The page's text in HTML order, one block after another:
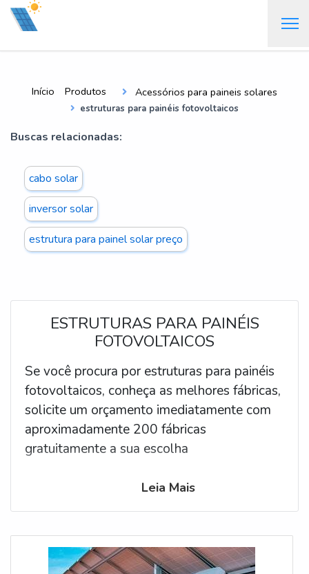
Início Produtos Acessórios para paineis solares
estruturas para painéis fotovoltaicos
Buscas relacionadas:
cabo solar
inversor solar
estrutura para painel solar preço
ESTRUTURAS PARA PAINÉIS
FOTOVOLTAICOS
Se você procura por estruturas para painéis
fotovoltaicos, conheça as melhores fábricas,
solicite um orçamento imediatamente com
aproximadamente 200 fábricas
gratuitamente a sua escolha
Leia Mais